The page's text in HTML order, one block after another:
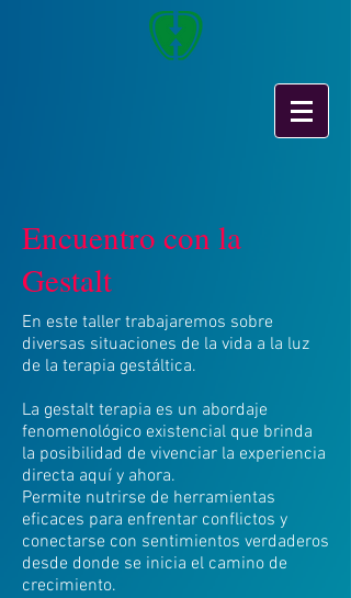
Encuentro con la
Gestalt
En este taller trabajaremos sobre
diversas situaciones de la vida a la luz
de la terapia gestáltica.
La gestalt terapia es un abordaje
fenomenológico existencial que brinda
la posibilidad de vivenciar la experiencia
directa aquí y ahora.
Permite nutrirse de herramientas
eficaces para enfrentar conflictos y
conectarse con sentimientos verdaderos
desde donde se inicia el camino de
crecimiento.